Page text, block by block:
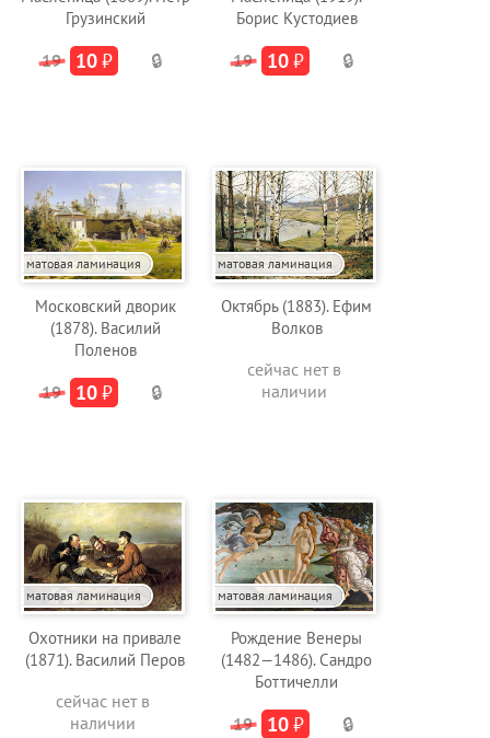
Грузинский
19 10₽ 🔒
Борис Кустодиев
19 10₽ 🔒
матовая ламинация
Московский дворик
(1878). Василий
Поленов
19 10₽ 🔒
матовая ламинация
Октябрь (1883). Ефим
Волков
сейчас нет в
наличии
матовая ламинация
Охотники на привале
(1871). Василий Перов
сейчас нет в
наличии
матовая ламинация
Рождение Венеры
(1482—1486). Сандро
Боттичелли
19 10₽ 🔒